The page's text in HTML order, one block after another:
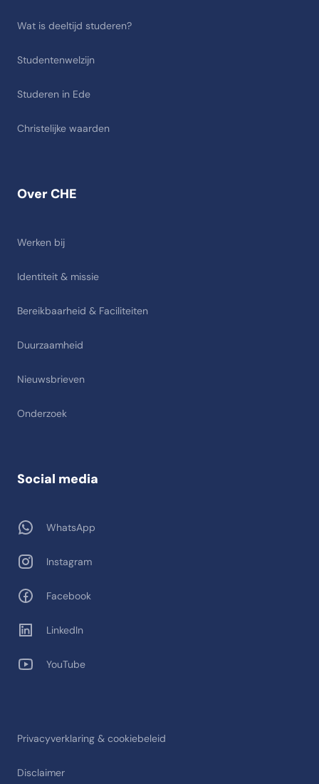
Over CHE
Werken bij
Identiteit & missie
Bereikbaarheid & Faciliteiten
Duurzaamheid
Nieuwsbrieven
Onderzoek
Wat is deeltijd studeren?
Studentenwelzijn
Studeren in Ede
Christelijke waarden
Privacyverklaring & cookiebeleid
Disclaimer
Social media
WhatsApp
Instagram
Facebook
LinkedIn
YouTube